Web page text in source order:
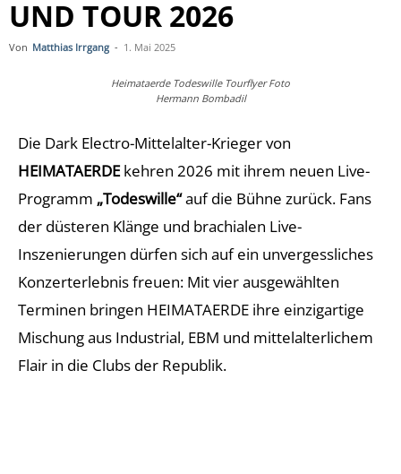
UND TOUR 2026
Von Matthias Irrgang - 1. Mai 2025
Heimataerde Todeswille Tourflyer Foto
Hermann Bombadil
Die Dark Electro-Mittelalter-Krieger von
HEIMATAERDEkehren 2026 mit ihrem neuen Live-
Programm „Todeswille“auf die Bühne zurück. Fans
der düsteren Klänge und brachialen Live-
Inszenierungen dürfen sich auf ein unvergessliches
Konzerterlebnis freuen: Mit vier ausgewählten
Terminen bringen HEIMATAERDE ihre einzigartige
Mischung aus Industrial, EBM und mittelalterlichem
Flair in die Clubs der Republik.